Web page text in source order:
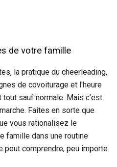
de votre famille
la pratique du cheerleading,
de covoiturage et l'heure
tout sauf normale. Mais c'est
Faites en sorte que
vous rationalisez le
famille dans une routine
peut comprendre, peu importe